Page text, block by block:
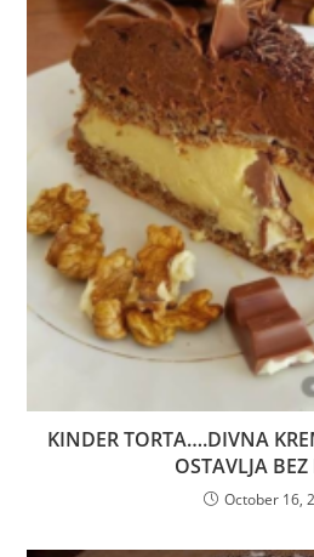
KINDER TORTA….DIVNA
OSTAVLJA
October 16,